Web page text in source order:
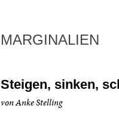
MARGINALIEN
Steigen, sinken,
von Anke Stelling